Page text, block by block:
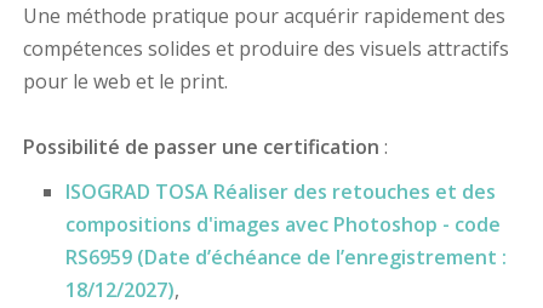
Une méthode pratique pour acquérir rapidement des
compétences solides et produire des visuels attractifs
pour le web et le print.
Possibilité de passer une certification :
ISOGRAD TOSA Réaliser des retouches et des
compositions d'images avec Photoshop - code
RS6959 (Date d’échéance de l’enregistrement :
18/12/2027),